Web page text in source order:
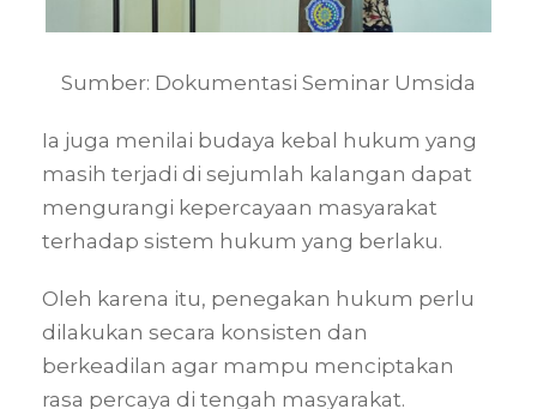
Sumber: Dokumentasi Seminar Umsida
Ia juga menilai budaya kebal hukum yang
masih terjadi di sejumlah kalangan dapat
mengurangi kepercayaan masyarakat
terhadap sistem hukum yang berlaku.
Oleh karena itu, penegakan hukum perlu
dilakukan secara konsisten dan
berkeadilan agar mampu menciptakan
rasa percaya di tengah masyarakat.